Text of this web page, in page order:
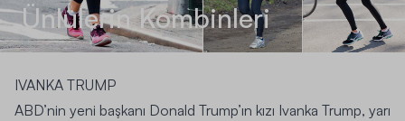
Ünlülerin Kombinleri
IVANKA TRUMP
ABD’nin yeni başkanı Donald Trump’ın kızı Ivanka Trump, yarı